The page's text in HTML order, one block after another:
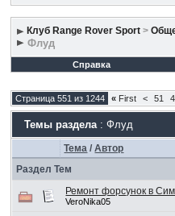
Клуб Range Rover Sport >
Флуд
Справка
Страница 551 из 1244 « First < 51
Темы раздела: Флуд
Тема /Автор
Раздел Тем
Ремонт форсунок в
VeroNika05